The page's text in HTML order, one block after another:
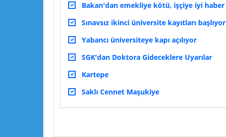
Bakan'dan emekliye kötü, işçiye iyi haber
Sınavsız ikinci üniversite kayıtları başlıyor
Yabancı üniversiteye kapı açılıyor
SGK'dan Doktora Gideceklere Uyarılar
Kartepe
Saklı Cennet Maşukiye